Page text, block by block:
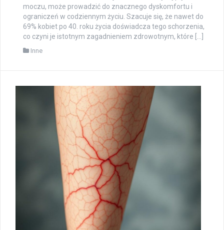
moczu, może prowadzić do znacznego dyskomfortu i
ograniczeń w codziennym życiu. Szacuje się, że nawet do
69% kobiet po 40. roku życia doświadcza tego schorzenia,
co czyni je istotnym zagadnieniem zdrowotnym, które […]
Inne